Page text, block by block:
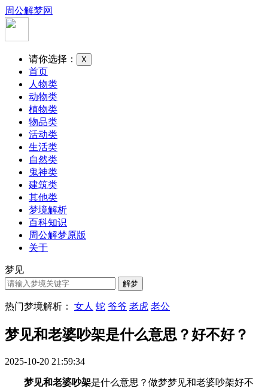
周公解梦网
请你选择： X
首页
人物类
动物类
植物类
物品类
活动类
生活类
自然类
鬼神类
建筑类
其他类
梦境解析
百科知识
周公解梦原版
关于
梦见
热门梦境解析： 女人 蛇 爷爷 老虎 老公
梦见和老婆吵架是什么意思？好不好？
2025-10-20 21:59:34
梦见和老婆吵架是什么意思？做梦梦见和老婆吵架好不